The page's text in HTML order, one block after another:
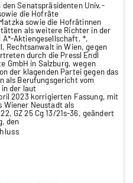
Senatspräsidenten Univ.-
die Hofräte
sowie die Hofrätinnen
als weitere Richter in der
A*-Aktiengesellschaft, *,
Rechtsanwalt in Wien, gegen
durch die Pressl Endl
GmbH in Salzburg, wegen
der klagenden Partei gegen das
als Berufungsgericht vom
in der laut
2023 korrigierten Fassung, mit
Wiener Neustadt als
GZ 25 Cg 13/21s-36, geändert
den